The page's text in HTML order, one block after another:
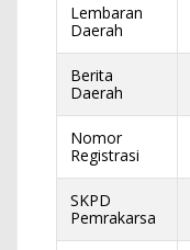
Lembaran
Daerah
Berita
Daerah
Nomor
Registrasi
SKPD
Pemrakarsa